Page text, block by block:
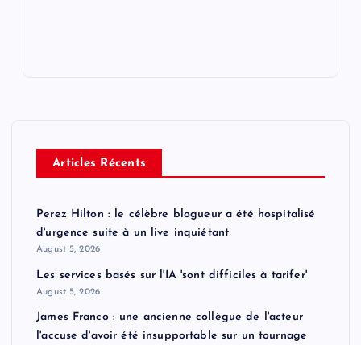
Articles Récents
Perez Hilton : le célèbre blogueur a été hospitalisé
d'urgence suite à un live inquiétant
August 5, 2026
Les services basés sur l'IA 'sont difficiles à tarifer'
August 5, 2026
James Franco : une ancienne collègue de l'acteur
l'accuse d'avoir été insupportable sur un tournage